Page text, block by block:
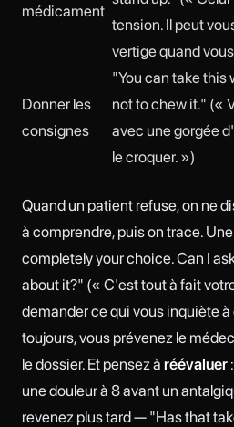
médicament
tension. Il peut
vertige quand
Donner les
consignes
"You can take this
not to chew it." («
avec une gorgée
le croquer. »)
Quand un patient refuse, on ne
à comprendre, puis on trace.
completely your choice. Can I
about it?" (« C'est tout à fait
demander ce qui vous inquiète à
toujours, vous prévenez le
le dossier. Et pensez à réévaluer
une douleur à 8 avant un
revenez plus tard — "Has that